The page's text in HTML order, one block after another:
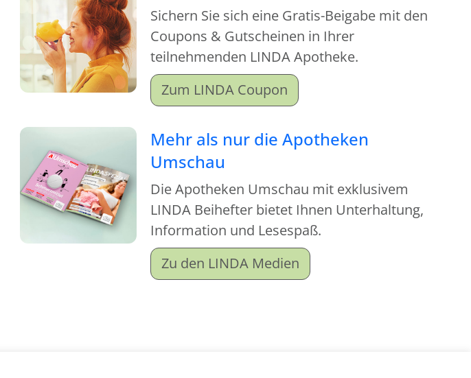
Sichern Sie sich eine Gratis-Beigabe mit den
Coupons & Gutscheinen in Ihrer
teilnehmenden LINDA Apotheke.
Zum LINDA Coupon
Mehr als nur die Apotheken
Umschau
Die Apotheken Umschau mit exklusivem
LINDA Beihefter bietet Ihnen Unterhaltung,
Information und Lesespaß.
Zu den LINDA Medien